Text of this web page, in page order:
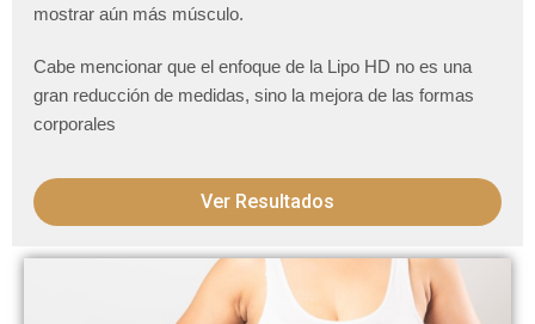
mostrar aún más músculo.
Cabe mencionar que el enfoque de la Lipo HD no es una
gran reducción de medidas, sino la mejora de las formas
corporales
Ver Resultados